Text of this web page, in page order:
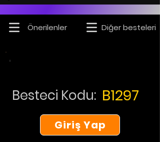
Önerilenler Diğer besteleri
Besteci Kodu: B1297
Giriş Yap